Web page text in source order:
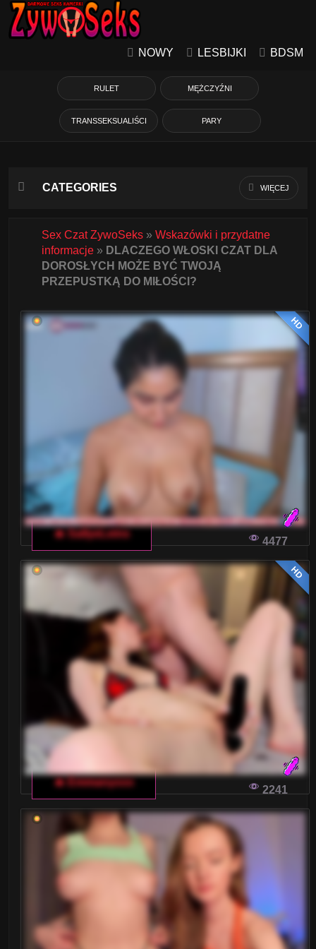
NOWY LESBIJKI BDSM
RULET MĘŻCZYŹNI
TRANSSEKSUALIŚCI PARY
CATEGORIES WIĘCEJ
Azjatycka
Babcie
Blondynki
Dojrzałe
Drobne Ciało
Duże tyłki
Gwizdy Porno
Kształtne
Laski
Latynoski
Małe piersi
Nastolatki 18+
Ogolone cipki
Owłosione cipki
Palenie
Rude
Sex Grupowy
Stopy Fetysz
Studentki
Umięśnione
Sex Czat ZywoSeks » Wskazówki i przydatne
informacje » DLACZEGO WŁOSKI CZAT DLA
DOROSŁYCH MOŻE BYĆ TWOJĄ
PRZEPUSTKĄ DO MIŁOŚCI?
HD
🔥 SallyeLeins
4477
HD
🔥 Emmanyxxx
2241